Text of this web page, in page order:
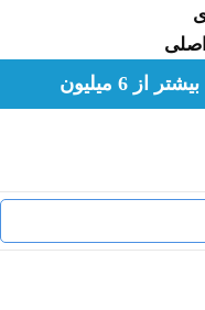
با شناسه6 میلیون